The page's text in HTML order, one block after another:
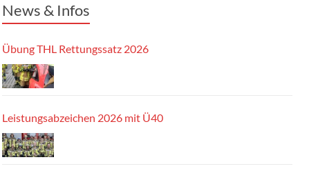
News & Infos
Übung THL Rettungssatz 2026
Leistungsabzeichen 2026 mit Ü40